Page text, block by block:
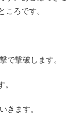
ころです。
で撃破します。
。
きます。